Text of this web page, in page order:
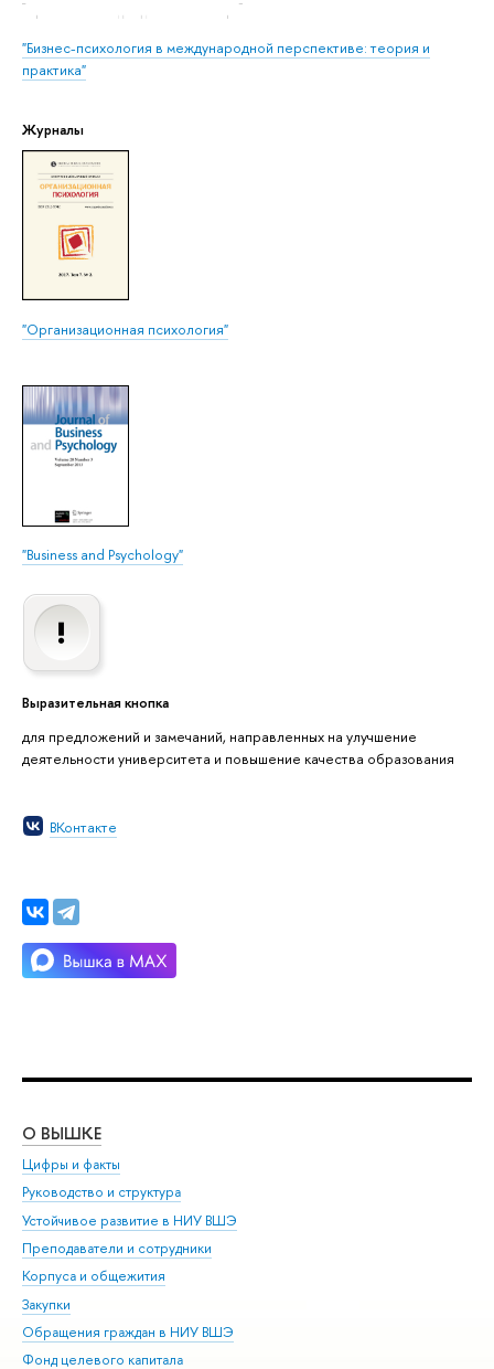
"Бизнес-психология в международной перспективе: теория и
практика"
Журналы
"Организационная психология"
"Business and Psychology"
Выразительная кнопка
для предложений и замечаний, направленных на улучшение
деятельности университета и повышение качества образования
ВКонтакте
О ВЫШКЕ
Цифры и факты
Руководство и структура
Устойчивое развитие в НИУ ВШЭ
Преподаватели и сотрудники
Корпуса и общежития
Закупки
Обращения граждан в НИУ ВШЭ
Фонд целевого капитала